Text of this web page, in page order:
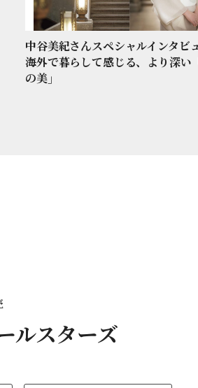
中谷美紀さんスペシャルインタビュ
海外で暮らして感じる、より深い
の美」
ルスターズ